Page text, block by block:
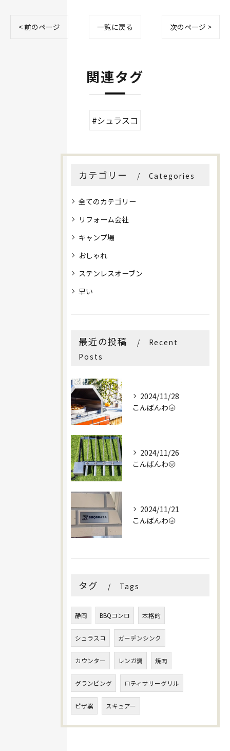
< 前のページ 一覧に戻る 次のページ >
関連タグ
#シュラスコ
カテゴリー Categories
全てのカテゴリー
リフォーム会社
キャンプ場
おしゃれ
ステンレスオーブン
早い
最近の投稿
Recent
Posts
2024/11/28
こんばんわ🌝
2024/11/26
こんばんわ🌝
2024/11/21
こんばんわ🌝
タグ Tags
静岡 BBQコンロ 本格的
シュラスコ ガーデンシンク
カウンター レンガ調 焼肉
グランピング ロティサリーグリル
ピザ窯 スキュアー